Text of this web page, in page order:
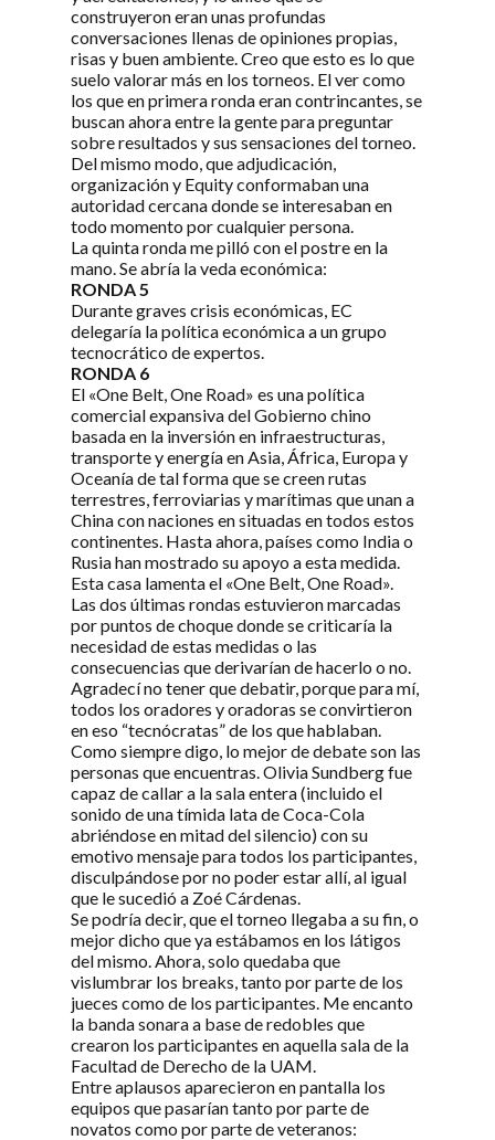
construyeron eran unas profundas
conversaciones llenas de opiniones propias,
risas y buen ambiente. Creo que esto es lo que
suelo valorar más en los torneos. El ver como
los que en primera ronda eran contrincantes, se
buscan ahora entre la gente para preguntar
sobre resultados y sus sensaciones del torneo.
Del mismo modo, que adjudicación,
organización y Equity conformaban una
autoridad cercana donde se interesaban en
todo momento por cualquier persona.
La quinta ronda me pilló con el postre en la
mano. Se abría la veda económica:
RONDA 5
Durante graves crisis económicas, EC
delegaría la política económica a un grupo
tecnocrático de expertos.
RONDA 6
El «One Belt, One Road» es una política
comercial expansiva del Gobierno chino
basada en la inversión en infraestructuras,
transporte y energía en Asia, África, Europa y
Oceanía de tal forma que se creen rutas
terrestres, ferroviarias y marítimas que unan a
China con naciones en situadas en todos estos
continentes. Hasta ahora, países como India o
Rusia han mostrado su apoyo a esta medida.
Esta casa lamenta el «One Belt, One Road».
Las dos últimas rondas estuvieron marcadas
por puntos de choque donde se criticaría la
necesidad de estas medidas o las
consecuencias que derivarían de hacerlo o no.
Agradecí no tener que debatir, porque para mí,
todos los oradores y oradoras se convirtieron
en eso “tecnócratas” de los que hablaban.
Como siempre digo, lo mejor de debate son las
personas que encuentras. Olivia Sundberg fue
capaz de callar a la sala entera (incluido el
sonido de una tímida lata de Coca-Cola
abriéndose en mitad del silencio) con su
emotivo mensaje para todos los participantes,
disculpándose por no poder estar allí, al igual
que le sucedió a Zoé Cárdenas.
Se podría decir, que el torneo llegaba a su fin, o
mejor dicho que ya estábamos en los látigos
del mismo. Ahora, solo quedaba que
vislumbrar los breaks, tanto por parte de los
jueces como de los participantes. Me encanto
la banda sonara a base de redobles que
crearon los participantes en aquella sala de la
Facultad de Derecho de la UAM.
Entre aplausos aparecieron en pantalla los
equipos que pasarían tanto por parte de
novatos como por parte de veteranos: